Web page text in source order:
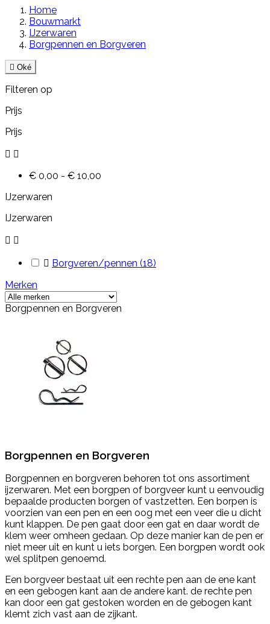
Home
Bouwmarkt
IJzerwaren
Borgpennen en Borgveren
 Oké
Filteren op
Prijs
Prijs
 
€ 0,00 - € 10,00
IJzerwaren
IJzerwaren
 
 Borgveren/pennen (18)
Merken
Borgpennen en Borgveren
Borgpennen en Borgveren
Borgpennen en borgveren behoren tot ons assortiment
ijzerwaren. Met een borgpen of borgveer kunt u eenvoudig
bepaalde producten borgen of vastzetten. Een borpen is
voorzien van een pen en een oog met een veer die u dicht
kunt klappen. De pen gaat door een gat en daar wordt de
klem weer omheen gedaan. Op deze manier kan de pen er
niet meer uit en kunt u iets borgen. Een borgpen wordt ook
wel splitpen genoemd.
Een borgveer bestaat uit een rechte pen aan de ene kant
en een gebogen kant aan de andere kant. de rechte pen
kan door een gat gestoken worden en de gebogen kant
klemt zich vast aan de zijkant.